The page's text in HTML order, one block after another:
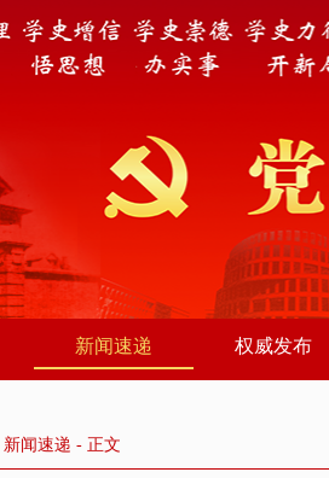
新闻速递 权威发布
新闻速递 - 正文